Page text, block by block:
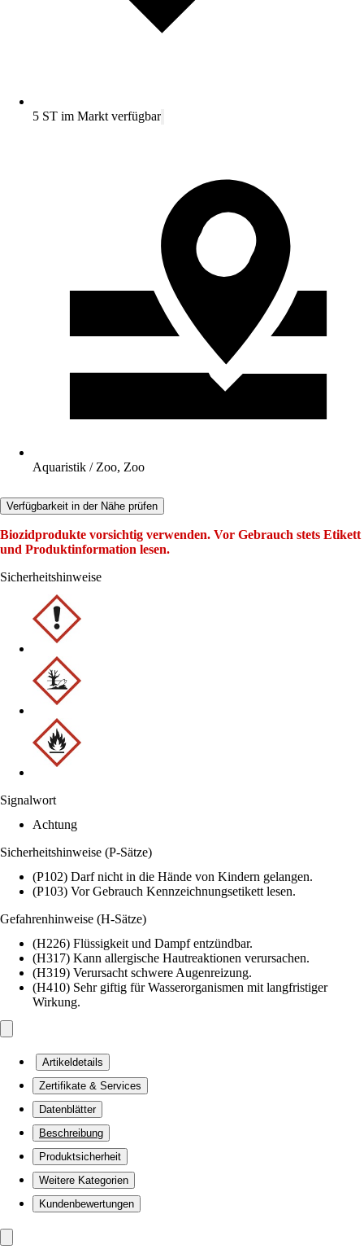
5 ST im Markt verfügbar
Aquaristik / Zoo, Zoo
Verfügbarkeit in der Nähe prüfen
Biozidprodukte vorsichtig verwenden. Vor Gebrauch stets Etikett
und Produktinformation lesen.
Sicherheitshinweise
Signalwort
Achtung
Sicherheitshinweise (P-Sätze)
(P102) Darf nicht in die Hände von Kindern gelangen.
(P103) Vor Gebrauch Kennzeichnungsetikett lesen.
Gefahrenhinweise (H-Sätze)
(H226) Flüssigkeit und Dampf entzündbar.
(H317) Kann allergische Hautreaktionen verursachen.
(H319) Verursacht schwere Augenreizung.
(H410) Sehr giftig für Wasserorganismen mit langfristiger
Wirkung.
Artikeldetails
Zertifikate & Services
Datenblätter
Beschreibung
Produktsicherheit
Weitere Kategorien
Kundenbewertungen